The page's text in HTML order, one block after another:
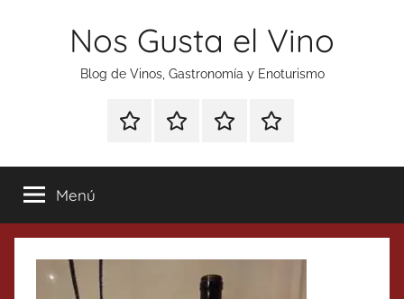
Nos Gusta el Vino
Blog de Vinos, Gastronomía y Enoturismo
Especial
Tonics
Enoturismo
Gastronomía
RankingContacto
Menú